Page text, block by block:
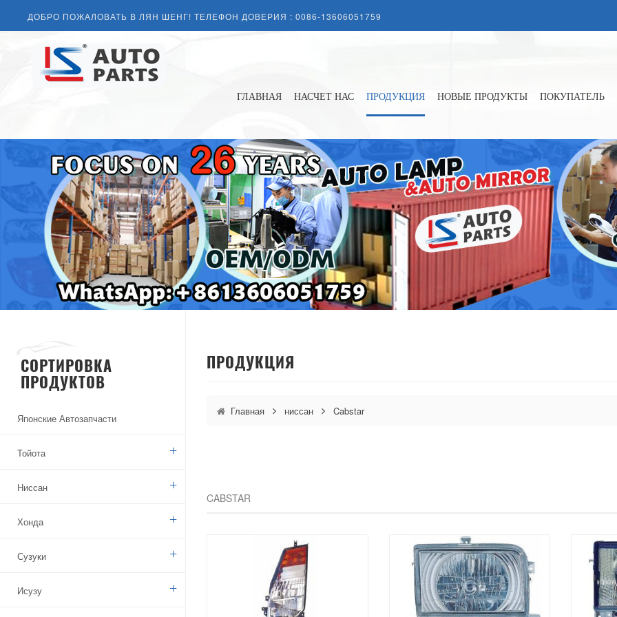
ДОБРО ПОЖАЛОВАТЬ В ЛЯН ШЕНГ! ТЕЛЕФОН ДОВЕРИЯ : 0086-13606051759
ГЛАВНАЯ НАСЧЕТ НАС ПРОДУКЦИЯ НОВЫЕ ПРОДУКТЫ ПОКУПАТЕЛЬ
СОРТИРОВКА
ПРОДУКТОВ
Японские Автозапчасти
Тойота
Ниссан
Хонда
Сузуки
Исузу
ПРОДУКЦИЯ
Главная ниссан Cabstar
CABSTAR